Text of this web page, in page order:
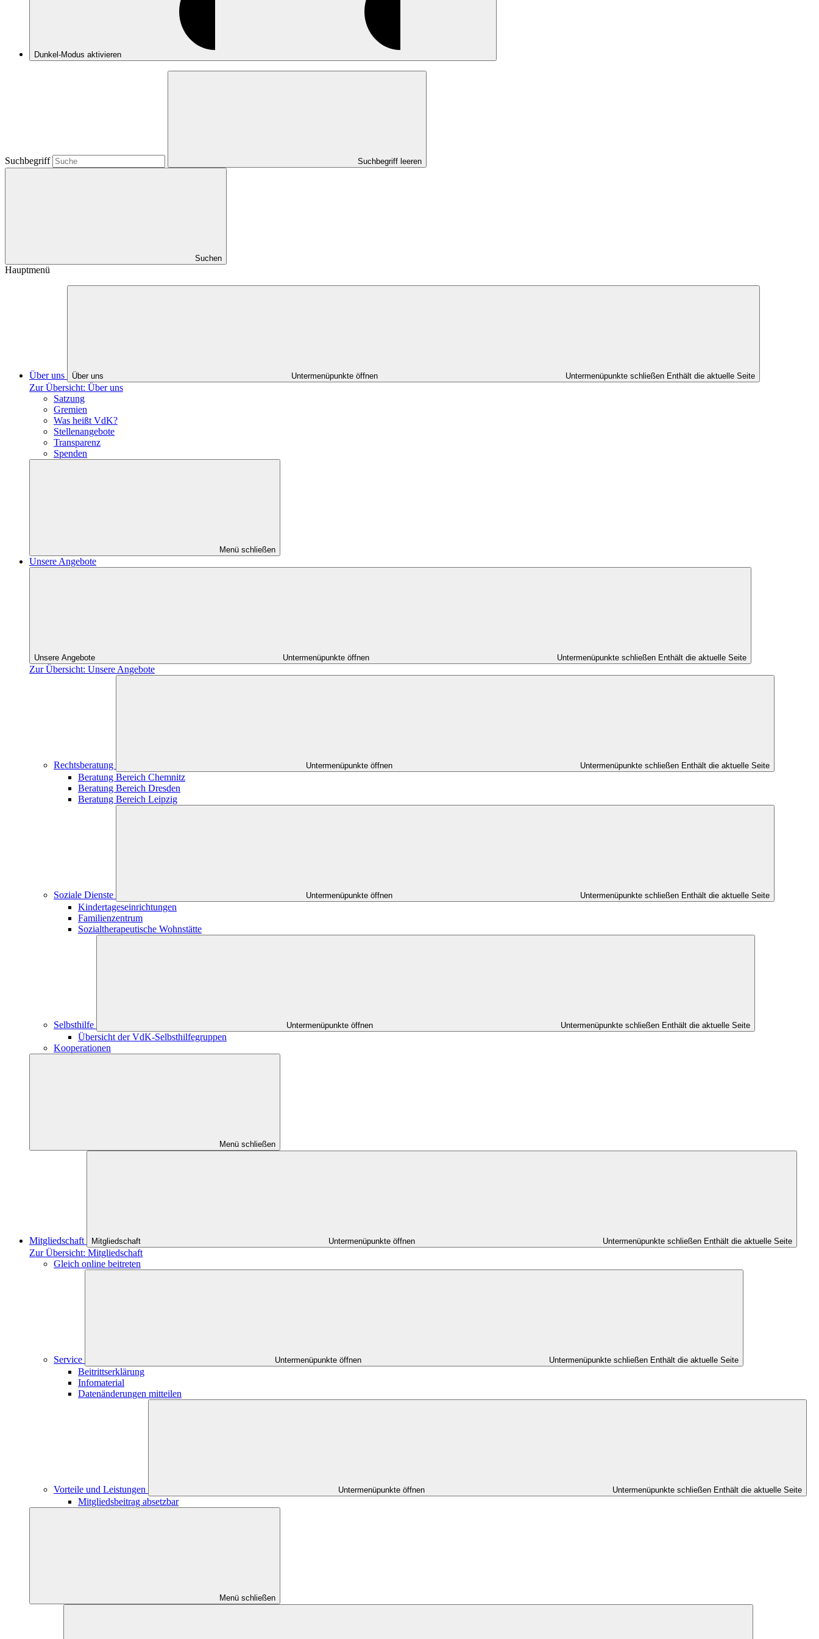
Dunkel-Modus aktivieren
Suchbegriff Suchbegriff leeren
Suchen
Hauptmenü
Über uns Über uns Untermenüpunkte öffnen Untermenüpunkte schließen Enthält die aktuelle Seite
Zur Übersicht: Über uns
Satzung
Gremien
Was heißt VdK?
Stellenangebote
Transparenz
Spenden
Menü schließen
Unsere Angebote
Unsere Angebote Untermenüpunkte öffnen Untermenüpunkte schließen Enthält die aktuelle Seite
Zur Übersicht: Unsere Angebote
Rechtsberatung Untermenüpunkte öffnen Untermenüpunkte schließen Enthält die aktuelle Seite
Beratung Bereich Chemnitz
Beratung Bereich Dresden
Beratung Bereich Leipzig
Soziale Dienste Untermenüpunkte öffnen Untermenüpunkte schließen Enthält die aktuelle Seite
Kindertageseinrichtungen
Familienzentrum
Sozialtherapeutische Wohnstätte
Selbsthilfe Untermenüpunkte öffnen Untermenüpunkte schließen Enthält die aktuelle Seite
Übersicht der VdK-Selbsthilfegruppen
Kooperationen
Menü schließen
Mitgliedschaft Mitgliedschaft Untermenüpunkte öffnen Untermenüpunkte schließen Enthält die aktuelle Seite
Zur Übersicht: Mitgliedschaft
Gleich online beitreten
Service Untermenüpunkte öffnen Untermenüpunkte schließen Enthält die aktuelle Seite
Beitrittserklärung
Infomaterial
Datenänderungen mitteilen
Vorteile und Leistungen Untermenüpunkte öffnen Untermenüpunkte schließen Enthält die aktuelle Seite
Mitgliedsbeitrag absetzbar
Menü schließen